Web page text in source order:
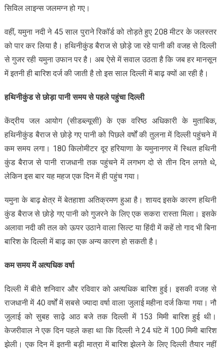
सिविल लाइन्स जलमग्न हो गए।
वहीं, यमुना नदी ने 45 साल पुराने रिकॉर्ड को तोड़ते हुए 208 मीटर के जलस्तर
को पार कर लिया है। हथिनीकुंड बैराज से छोड़े जा रहे पानी की वजह से दिल्ली
से गुजर रही यमुना उफान पर है। अब ऐसे में सवाल उठता है कि जब हर मानसून
में इतनी ही बारिश दर्ज की जाती है तो इस साल दिल्ली में बाढ़ क्यों आ रही है।
हथिनीकुंड से छोड़ा पानी समय से पहले पहुंचा दिल्ली
केंद्रीय जल आयोग (सीडब्ल्यूसी) के एक वरिष्ठ अधिकारी के मुताबिक,
हथिनीकुंड बैराज से छोड़े गए पानी को पिछले वर्षों की तुलना में दिल्ली पहुंचने में
कम समय लगा। 180 किलोमीटर दूर हरियाणा के यमुनानगर में स्थित हथिनी
कुंड बैराज से पानी राजधानी तक पहुंचने में लगभग दो से तीन दिन लगते थे,
लेकिन इस बार यह महज एक दिन में ही पहुंच गया।
यमुना के बाढ़ क्षेत्र में बेतहाशा अतिक्रमण हुआ है। शायद इसके कारण हथिनी
कुंड बैराज से छोड़े गए पानी को गुजरने के लिए एक सकरा रास्ता मिला। इसके
अलावा नदी की तल को ऊपर उठाने वाला सिल्ट या हिंदी में कहें तो गाद भी बिना
बारिश के दिल्ली में बाढ़ का एक अन्य कारण हो सकती है।
कम समय में अत्यधिक वर्षा
दिल्ली में बीते शनिवार और रविवार को अत्यधिक बारिश हुई। इसकी वजह से
राजधानी में 40 वर्षों में सबसे ज्यादा वर्षा वाला जुलाई महीना दर्ज किया गया। नौ
जुलाई को सुबह साढ़े आठ बजे तक दिल्ली में 153 मिमी बारिश हुई थी।
केजरीवाल ने एक दिन पहले कहा था कि दिल्ली ने 24 घंटे में 100 मिमी बारिश
झेली। एक दिन में इतनी बड़ी मात्रा में बारिश झेलने के लिए दिल्ली तैयार नहीं